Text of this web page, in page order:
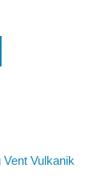
Vulkanik